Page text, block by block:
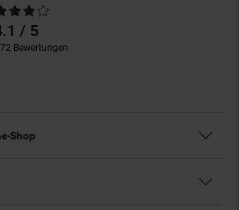
/ 5
Bewertungen
Shop